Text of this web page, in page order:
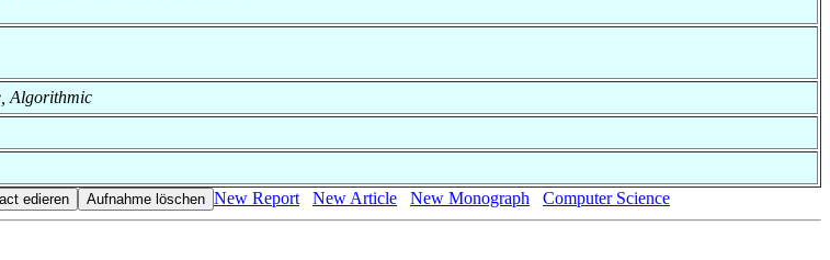
Algorithmic
New Report
New Article New Monograph Computer Science